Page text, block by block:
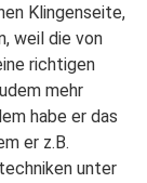
Klingenseite,
weil die von
richtigen
mehr
habe er das
er z.B.
unter